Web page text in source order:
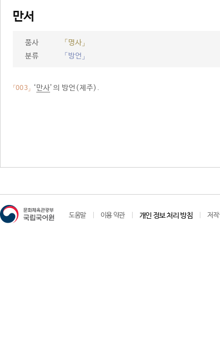
만서
품사
「명사」
분류
「방언」
「003」 ‘만사’의 방언(제주).
도움말 이용 약관 개인 정보 처리 방침 저